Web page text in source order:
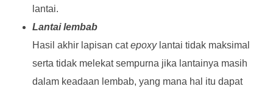
lantai.
Lantai lembab
Hasil akhir lapisan catepoxylantai tidak maksimal
serta tidak melekat sempurna jika lantainya masih
dalam keadaan lembab, yang mana hal itu dapat